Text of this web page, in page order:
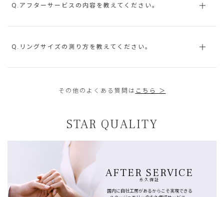
Q.アフターサービスの内容を教えてください。
Q.リングサイズの測り方を教えてください。
その他のよくある質問は こちら ＞
STAR QUALITY
AFTER SERVICE
永久保証
国内に自社工房があるからこそ実現できる